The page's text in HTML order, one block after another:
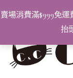
賣場消費滿$999免
抬
至